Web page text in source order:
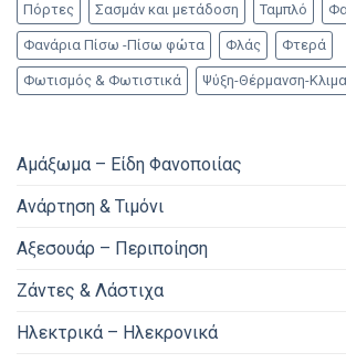
Πόρτες Σασμάν και μετάδοση Ταμπλό
Φανάρια Πίσω -Πίσω φώτα Φλάς Φτερά
Φωτισμός & Φωτιστικά Ψύξη-Θέρμανση-
Αμάξωμα – Είδη Φανοποιίας
Ανάρτηση & Τιμόνι
Αξεσουάρ – Περιποίηση
Ζάντες & Λάστιχα
Ηλεκτρικά – Ηλεκρονικά